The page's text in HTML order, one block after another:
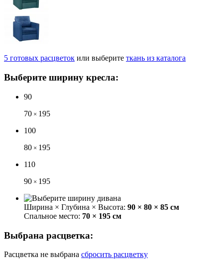
5 готовых расцветок или выберите ткань из каталога
Выберите ширину кресла:
90
70 × 195
100
80 × 195
110
90 × 195
Ширина × Глубина × Высота: 90 × 80 × 85 см
Спальное место: 70 × 195 см
Выбрана расцветка:
Расцветка не выбрана сбросить расцветку